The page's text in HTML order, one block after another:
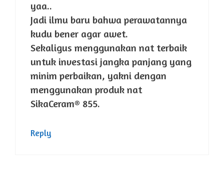
yaa..
Jadi ilmu baru bahwa perawatannya
kudu bener agar awet.
Sekaligus menggunakan nat terbaik
untuk investasi jangka panjang yang
minim perbaikan, yakni dengan
menggunakan produk nat
SikaCeram® 855.
Reply